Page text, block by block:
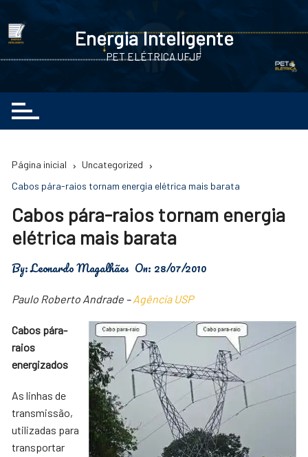
para
conteúdo
Energia Inteligente
PET ELÉTRICA UFJF
Página inicial
Uncategorized
Cabos pára-raios tornam energia elétrica mais barata
Cabos pára-raios tornam energia
elétrica mais barata
By:Leonardo Magalhães On: 28/07/2010
Paulo Roberto Andrade –Agência USP
Cabos pára-
raios
energizados
As linhas de
transmissão,
utilizadas para
transportar